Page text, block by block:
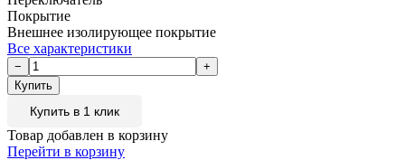
Покрытие
Внешнее изолирующее покрытие
Все характеристики
Купить в 1 клик
Товар добавлен в корзину
Перейти в корзину